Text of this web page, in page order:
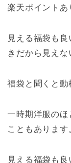
楽天ポイントあ
見える福袋も
きだから見えな
福袋と聞くと動
一時期洋服のほ
こともあります
見える福袋も